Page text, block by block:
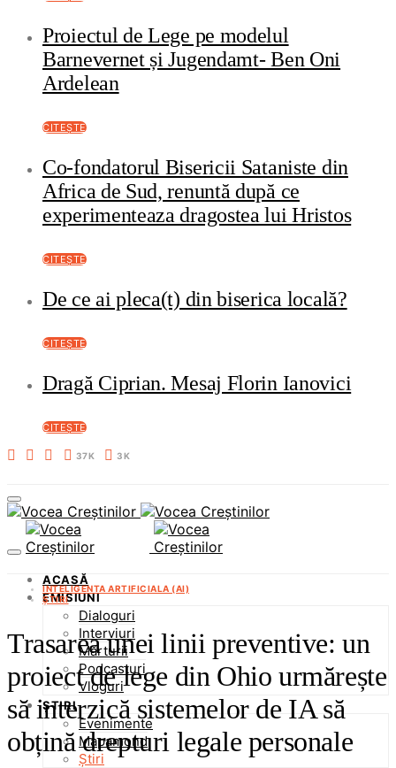
Proiectul de Lege pe modelul
Barnevernet și Jugendamt- Ben Oni
Ardelean
CITEȘTE
Co-fondatorul Bisericii Sataniste din
Africa de Sud, renuntă după ce
experimenteaza dragostea lui Hristos
CITEȘTE
De ce ai pleca(t) din biserica locală?
CITEȘTE
Dragă Ciprian. Mesaj Florin Ianovici
CITEȘTE
37K 3K
ACASĂ
EMISIUNI
Dialoguri
Interviuri
Mărturii
Podcasturi
Vloguri
ȘTIRI
Evenimente
Mapamond
Știri
INTELIGENTA ARTIFICIALA (AI)
ȘTIRI
Trasarea unei linii preventive: un
proiect de lege din Ohio urmărește
să interzică sistemelor de IA să
obțină drepturi legale personale